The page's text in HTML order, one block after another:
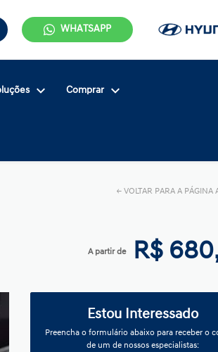
WHATSAPP
Comprar
← VOLTAR PARA A PÁGINA
A partir de R$
Estou Interessado
Preencha o formulário abaixo para receber o
de um de nossos especialistas: